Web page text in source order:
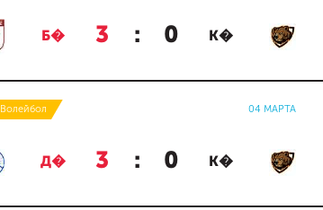
Б� 3 : 0 К�
Волейбол 04 МАРТА
Д� 3 : 0 К�